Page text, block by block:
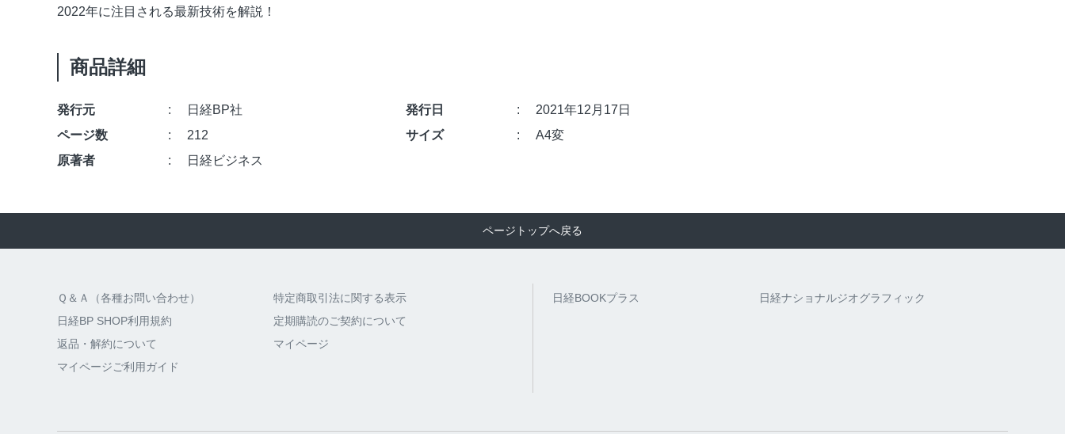
2022年に注目される最新技術を解説！
商品詳細
発行元 日経BP社 発行日
2021年12月17日
ページ数
212 サイズ
A4変
原著者
日経ビジネス
ページトップへ戻る
Ｑ＆Ａ（各種お問い合わせ）
特定商取引法に関する表示
日経BP SHOP利用規約
定期購読のご契約について
返品・解約について
マイページ
マイページご利用ガイド
日経BOOKプラス 日経ナショナルジオグラフィック